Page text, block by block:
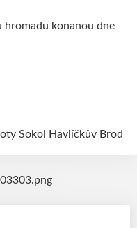
hromadu konanou dne
Sokol Havlíčkův Brod